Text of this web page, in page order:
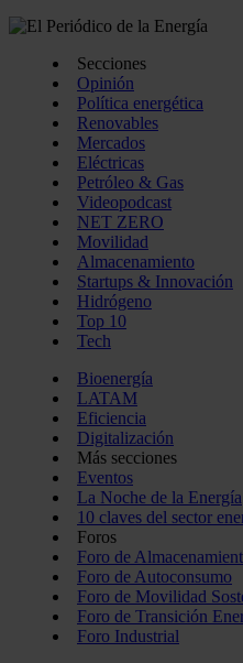
Secciones
Opinión
Política energética
Renovables
Mercados
Eléctricas
Petróleo & Gas
Videopodcast
NET ZERO
Movilidad
Almacenamiento
Startups & Innovación
Hidrógeno
Top 10
Tech
Bioenergía
LATAM
Eficiencia
Digitalización
Más secciones
Eventos
La Noche de la Energía
10 claves del sector
Foros
Foro de
Foro de Autoconsumo
Foro de Movilidad
Foro de Transición
Foro Industrial